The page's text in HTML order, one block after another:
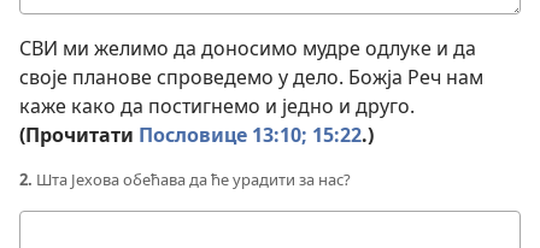
одговор
СВИ ми желимо да доносимо мудре одлуке и да
своје планове спроведемо у дело. Божја Реч нам
каже како да постигнемо и једно и друго.
(Прочитати Пословице 13:10; 15:22.)
2. Шта Јехова обећава да ће урадити за нас?